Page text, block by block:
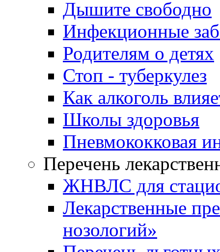
Дышите свободно
Инфекционные
Родителям о детях
Стоп - туберкулез
Как алкоголь
Школы здоровья
Пневмококковая
Перечень
ЖНВЛС для
Лекарственные
нозологий»